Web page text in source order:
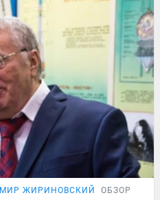
ЖИРИНОВСКИЙ ОБЗОР